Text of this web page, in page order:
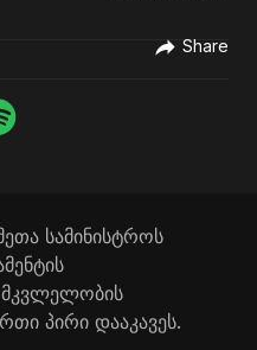
Share
სამინისტროს
მკვლელობის
პირი დააკავეს.